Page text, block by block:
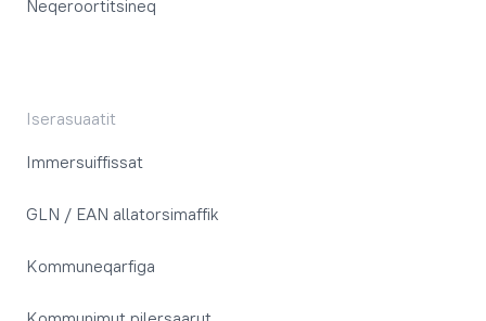
Neqeroortitsineq
Iserasuaatit
Immersuiffissat
GLN / EAN allatorsimaffik
Kommuneqarfiga